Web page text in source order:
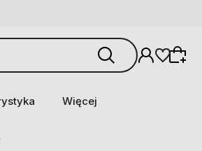
Więcej